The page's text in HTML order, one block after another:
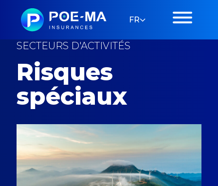
FR
SECTEURS D'ACTIVITÉS
Risques
spéciaux